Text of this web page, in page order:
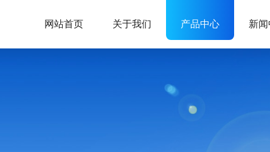
网站首页 关于我们 产品中心 新